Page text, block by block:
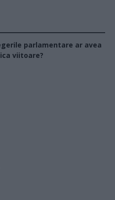
parlamentare ar avea
viitoare?